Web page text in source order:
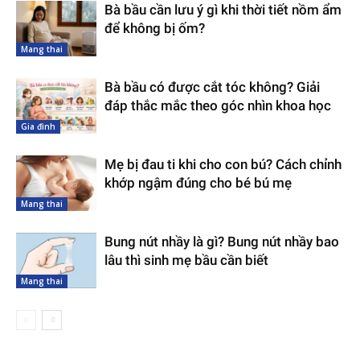
Mang thai
Bà bầu cần lưu ý gì khi thời tiết nồm ẩm
để không bị ốm?
Gia đình
Bà bầu có được cắt tóc không? Giải
đáp thắc mắc theo góc nhìn khoa học
Mang thai
Mẹ bị đau ti khi cho con bú? Cách chỉnh
khớp ngậm đúng cho bé bú mẹ
Mang thai
Bung nút nhầy là gì? Bung nút nhầy bao
lâu thì sinh mẹ bầu cần biết